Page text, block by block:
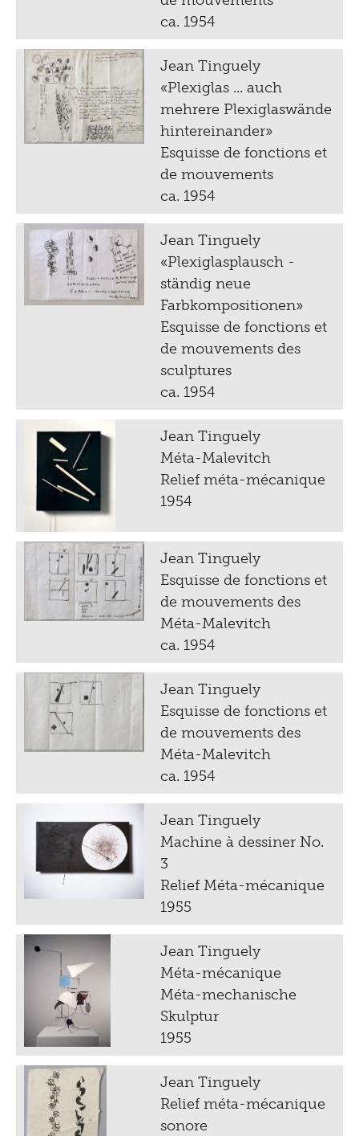
ca. 1954
Jean Tinguely
«Plexiglas ... auch
mehrere Plexiglaswände
hintereinander»
Esquisse de fonctions et
de mouvements
ca. 1954
Jean Tinguely
«Plexiglasplausch -
ständig neue
Farbkompositionen»
Esquisse de fonctions et
de mouvements des
sculptures
ca. 1954
Jean Tinguely
Méta-Malevitch
Relief méta-mécanique
1954
Jean Tinguely
Esquisse de fonctions et
de mouvements des
Méta-Malevitch
ca. 1954
Jean Tinguely
Esquisse de fonctions et
de mouvements des
Méta-Malevitch
ca. 1954
Jean Tinguely
Machine à dessiner No.
3
Relief Méta-mécanique
1955
Jean Tinguely
Méta-mécanique
Méta-mechanische
Skulptur
1955
Jean Tinguely
Relief méta-mécanique
sonore